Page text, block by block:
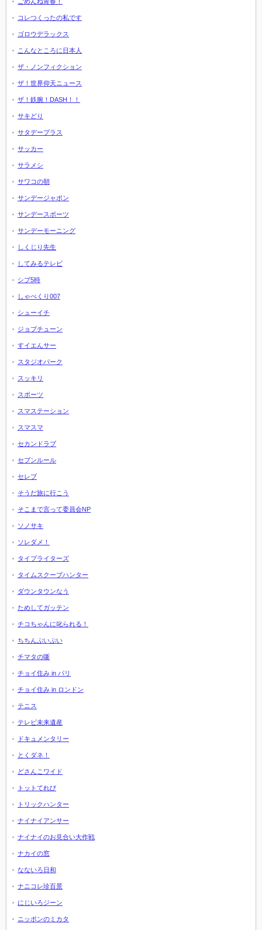
コレつくったの私です
ゴロウデラックス
こんなところに日本人
ザ・ノンフィクション
ザ！世界仰天ニュース
ザ！鉄腕！DASH！！
サキどり
サタデープラス
サッカー
サラメシ
サワコの朝
サンデージャポン
サンデースポーツ
サンデーモーニング
しくじり先生
してみるテレビ
シブ5時
しゃべくり007
シューイチ
ジョブチューン
すイエんサー
スタジオパーク
スッキリ
スポーツ
スマステーション
スマスマ
セカンドラブ
セブンルール
セレブ
そうだ旅に行こう
そこまで言って委員会NP
ソノサキ
ソレダメ！
タイプライターズ
タイムスクープハンター
ダウンタウンなう
ためしてガッテン
チコちゃんに叱られる！
ちちんぷいぷい
チマタの噺
チョイ住み in パリ
チョイ住み in ロンドン
テニス
テレビ未来遺産
ドキュメンタリー
とくダネ！
どさんこワイド
トットてれび
トリックハンター
ナイナイアンサー
ナイナイのお見合い大作戦
ナカイの窓
なないろ日和
ナニコレ珍百景
にじいろジーン
ニッポンのミカタ